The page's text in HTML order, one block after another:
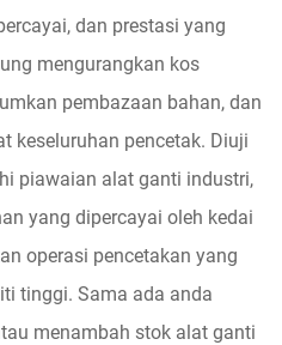
dan prestasi yang
mengurangkan kos
pembazaan bahan, dan
keseluruhan pencetak. Diuji
piawaian alat ganti industri,
yang dipercayai oleh kedai
operasi pencetakan yang
tinggi. Sama ada anda
menambah stok alat ganti